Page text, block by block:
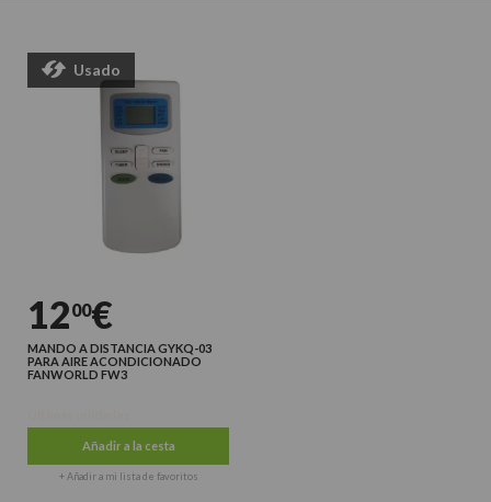
Usado
1200€
MANDO A DISTANCIA GYKQ-03
PARA AIRE ACONDICIONADO
FANWORLD FW3
Añadir a la cesta
+ Añadir a mi lista de favoritos